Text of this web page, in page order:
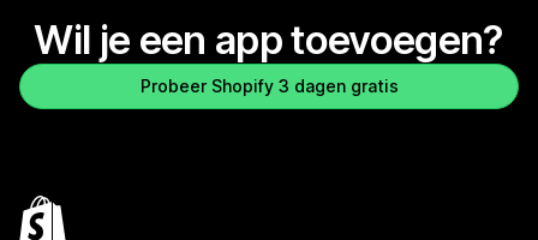
Wil je een app toevoegen?
Probeer Shopify 3 dagen gratis